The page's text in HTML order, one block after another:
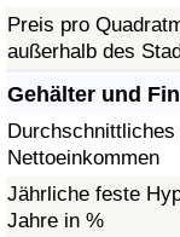
Preis pro
außerhalb des
Gehälter und
Nettoeinkommen
Jährliche feste
Jahre in %